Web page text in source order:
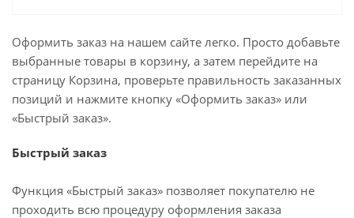
Оформить заказ на нашем сайте легко. Просто добавьте
выбранные товары в корзину, а затем перейдите на
страницу Корзина, проверьте правильность заказанных
позиций и нажмите кнопку «Оформить заказ» или
«Быстрый заказ».
Быстрый заказ
Функция «Быстрый заказ» позволяет покупателю не
проходить всю процедуру оформления заказа